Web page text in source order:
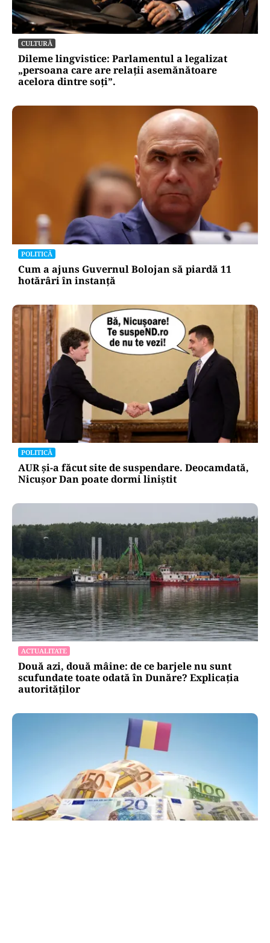
CULTURĂ
Dileme lingvistice: Parlamentul a legalizat
„persoana care are relații asemănătoare
acelora dintre soți”.
POLITICĂ
Cum a ajuns Guvernul Bolojan să piardă 11
hotărâri în instanță
POLITICĂ
AUR și-a făcut site de suspendare. Deocamdată,
Nicușor Dan poate dormi liniștit
ACTUALITATE
Două azi, două mâine: de ce barjele nu sunt
scufundate toate odată în Dunăre? Explicația
autorităților